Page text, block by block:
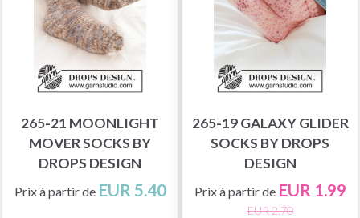
265-21 MOONLIGHT
MOVER SOCKS BY
DROPS DESIGN
Prix à partir de EUR 5.40
265-19 GALAXY GLIDER
SOCKS BY DROPS
DESIGN
Prix à partir de EUR 1.99
EUR 2.70